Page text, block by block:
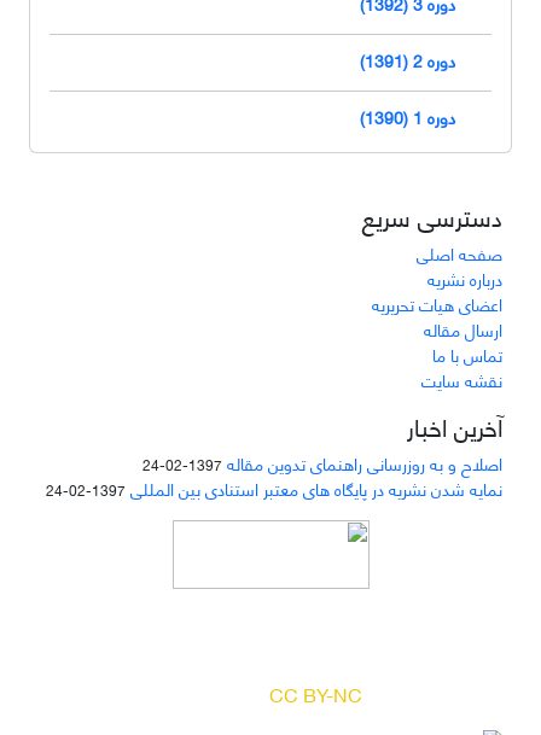
دوره 2 (1391)
دوره 1 (1390)
دسترسی سریع
صفحه اصلی
درباره نشریه
اعضای هیات تحریریه
ارسال مقاله
تماس با ما
نقشه سایت
آخرین اخبار
اصلاح و به روزرسانی راهنمای تدوین مقاله 1397-02-24
نمایه شدن نشریه در پایگاه های معتبر استنادی بین المللی 1397-02-24
CC BY-NC